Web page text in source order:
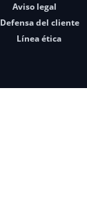
Aviso legal
Defensa del cliente
Línea ética